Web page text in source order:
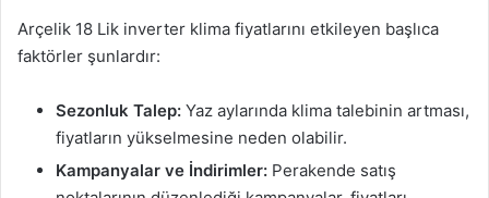
Arçelik 18 Lik inverter klima fiyatlarını etkileyen başlıca
faktörler şunlardır:
Sezonluk Talep: Yaz aylarında klima talebinin artması,
fiyatların yükselmesine neden olabilir.
Kampanyalar ve İndirimler: Perakende satış